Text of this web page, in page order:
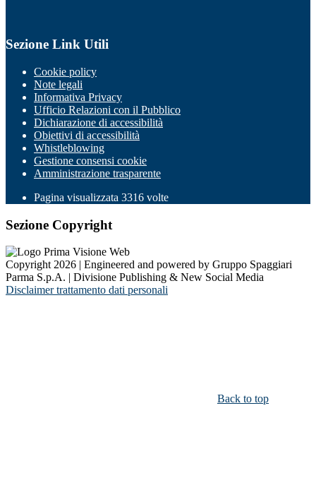
Sezione Link Utili
Cookie policy
Note legali
Informativa Privacy
Ufficio Relazioni con il Pubblico
Dichiarazione di accessibilità
Obiettivi di accessibilità
Whistleblowing
Gestione consensi cookie
Amministrazione trasparente
Pagina visualizzata 3316 volte
Sezione Copyright
Copyright 2026 | Engineered and powered by Gruppo Spaggiari
Parma S.p.A. | Divisione Publishing & New Social Media
Disclaimer trattamento dati personali
Back to top